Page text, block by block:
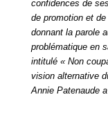
confidences de
de promotion et
donnant la parole
problématique en
intitulé « Non
vision alternative
Annie Patenaude